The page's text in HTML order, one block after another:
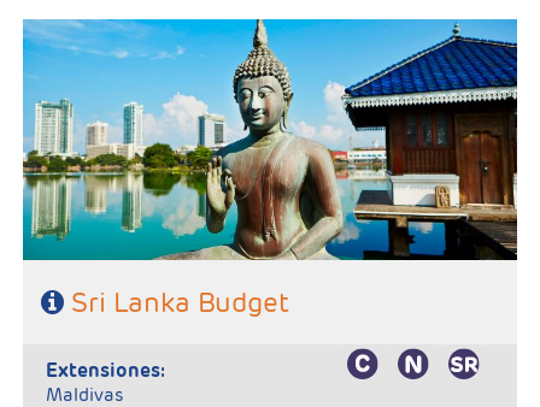
-Salida: Martes, según calendario
-Ruta: 1 noche Colombo, , 2n Habarana o Sigiriya, 1n Kandy, 1n
Nuwara eliya, 1n Tissamaharama, 1n Beruwala/Bentota
-Categoría hotelera: Standard, Superior o Deluxe
-Régimen: Media pensión o pensión completa
Sri Lanka Budget
extensiones:
Maldivas